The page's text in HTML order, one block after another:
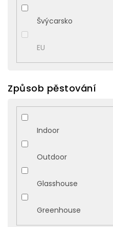
Švýcarsko
EU
Způsob pěstování
Indoor
Outdoor
Glasshouse
Greenhouse